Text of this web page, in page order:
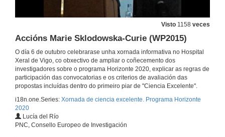
Visto 1158 veces
Accións Marie Sklodowska-Curie (WP2015)
O día 6 de outubro celebrarase unha xornada informativa no Hospital
Xeral de Vigo, co obxectivo de ampliar o coñecemento dos
investigadores sobre o programa Horizonte 2020, explicar as regras de
participación das convocatorias e os criterios de avaliación das
propostas incluídas dentro do primeiro piar de "Ciencia Excelente".
i18n.one.Series: Xornada de ciencia excelente. Programa Horizonte
2020
Lucía del Río
PNC, Consello Europeo de Investigación